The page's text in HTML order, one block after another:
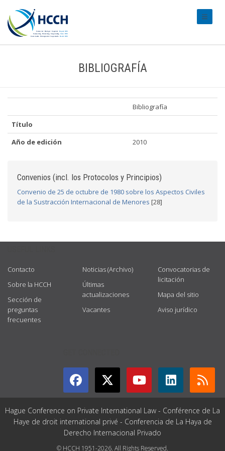
BIBLIOGRAFÍA
Bibliografía
Título
Año de edición
2010
Convenios (incl. los Protocolos y Principios)
Convenio de 25 de octubre de 1980 sobre los Aspectos Civiles
de la Sustracción Internacional de Menores [28]
Contacto
Sobre la HCCH
Sección de
preguntas
frecuentes
Noticias (Archivo)
Últimas
actualizaciones
Vacantes
Convocatorias de
licitación
Mapa del sitio
Aviso jurídico
Hague Conference on Private International Law - Conférence de La
Haye de droit international privé - Conferencia de La Haya de
Derecho Internacional Privado
© HCCH 1951-2026. All Rights Reserved.